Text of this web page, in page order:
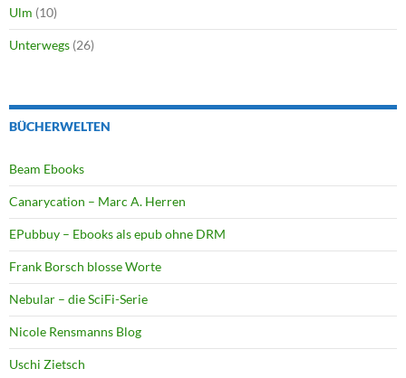
Ulm (10)
Unterwegs (26)
BÜCHERWELTEN
Beam Ebooks
Canarycation – Marc A. Herren
EPubbuy – Ebooks als epub ohne DRM
Frank Borsch blosse Worte
Nebular – die SciFi-Serie
Nicole Rensmanns Blog
Uschi Zietsch